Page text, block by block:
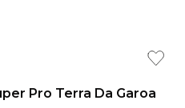
Pro Terra Da Garoa